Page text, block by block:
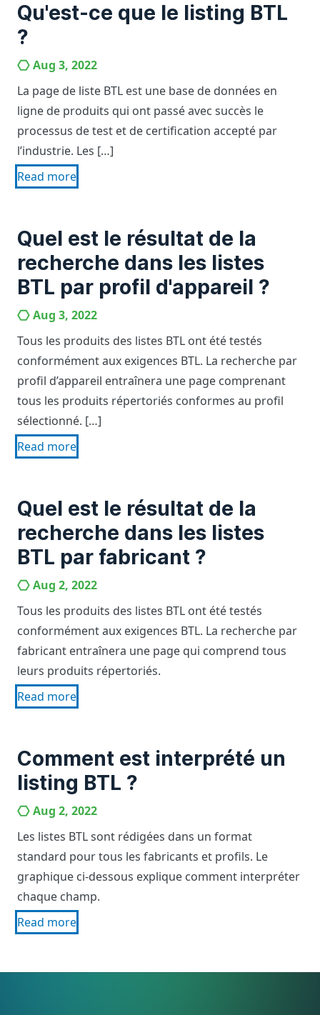
Qu'est-ce que le listing BTL
?
Aug 3, 2022
La page de liste BTL est une base de données en
ligne de produits qui ont passé avec succès le
processus de test et de certification accepté par
l’industrie. Les […]
Read more
Quel est le résultat de la
recherche dans les listes
BTL par profil d'appareil ?
Aug 3, 2022
Tous les produits des listes BTL ont été testés
conformément aux exigences BTL. La recherche par
profil d’appareil entraînera une page comprenant
tous les produits répertoriés conformes au profil
sélectionné. […]
Read more
Quel est le résultat de la
recherche dans les listes
BTL par fabricant ?
Aug 2, 2022
Tous les produits des listes BTL ont été testés
conformément aux exigences BTL. La recherche par
fabricant entraînera une page qui comprend tous
leurs produits répertoriés.
Read more
Comment est interprété un
listing BTL ?
Aug 2, 2022
Les listes BTL sont rédigées dans un format
standard pour tous les fabricants et profils. Le
graphique ci-dessous explique comment interpréter
chaque champ.
Read more